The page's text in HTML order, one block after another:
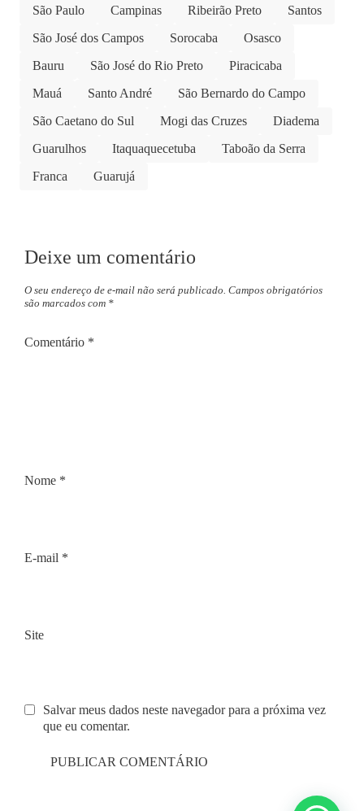
São Paulo Campinas Ribeirão Preto
Santos
São José dos Campos
Sorocaba
Osasco
Bauru
São José do Rio Preto
Piracicaba
Mauá
Santo André
São Bernardo do Campo
São Caetano do Sul
Mogi das Cruzes
Diadema
Guarulhos
Itaquaquecetuba
Taboão da Serra
Franca
Guarujá
Deixe um comentário
O seu endereço de e-mail não será publicado. Campos obrigatórios
são marcados com *
Comentário *
Nome *
E-mail *
Site
Salvar meus dados neste navegador para a próxima vez
que eu comentar.